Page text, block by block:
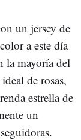
un jersey de
a este día
la mayoría del
de rosas,
estrella de
un